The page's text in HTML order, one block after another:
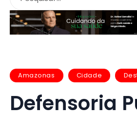
Amazonas Cidade
Defensoria